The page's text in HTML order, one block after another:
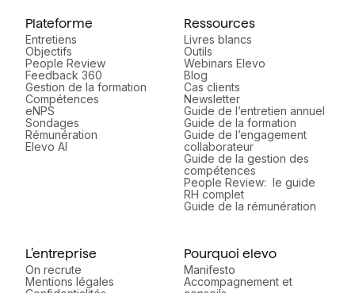
Pourquoi elevo
Manifesto
Accompagnement et
Plateforme
Entretiens
Objectifs
People Review
Feedback 360
Gestion de la formation
Compétences
eNPS
Sondages
Rémunération
Elevo AI
Ressources
Livres blancs
Outils
Webinars Elevo
Blog
Cas clients
Newsletter
Guide de l’entretien annuel
Guide de la formation
Guide de l’engagement
collaborateur
Guide de la gestion des
compétences
People Review: le guide
RH complet
Guide de la rémunération
L’entreprise
On recrute
Mentions légales